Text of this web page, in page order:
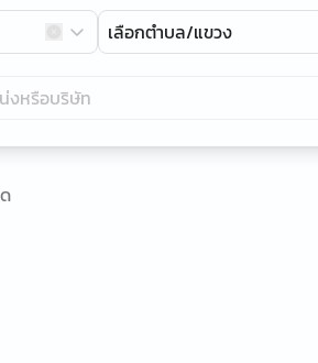
เลือกตำบล/แขวง